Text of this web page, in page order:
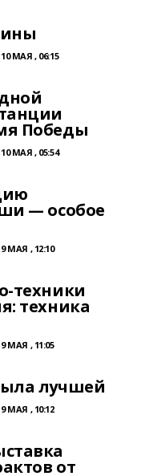
10 МАЯ , 06:15
Победы
10 МАЯ , 05:54
— особое
9 МАЯ , 12:10
техники
техника
9 МАЯ , 11:05
лучшей
9 МАЯ , 10:12
от